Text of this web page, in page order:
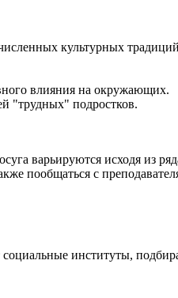
культурных
влияния на окружающих.
"трудных" подростков.
варьируются исходя из
пообщаться с
институты,